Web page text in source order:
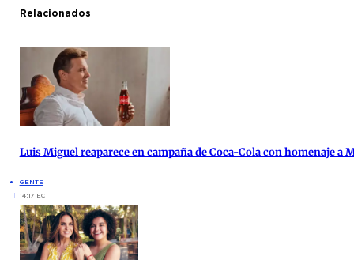
Relacionados
Luis Miguel reaparece en campaña de Coca-Cola con homenaje a
GENTE
14:17 ECT